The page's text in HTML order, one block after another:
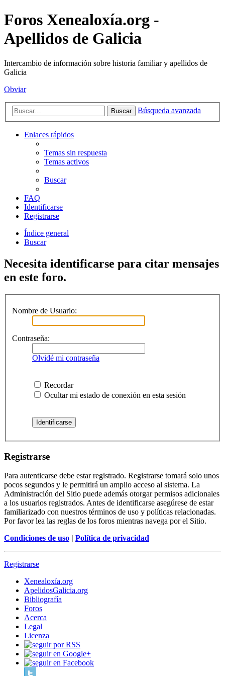
Foros Xenealoxía.org -
Apellidos de Galicia
Intercambio de información sobre historia familiar y apellidos de
Galicia
Obviar
Buscar Búsqueda avanzada
Enlaces rápidos
Temas sin respuesta
Temas activos
Buscar
FAQ
Identificarse
Registrarse
Índice general
Buscar
Necesita identificarse para citar mensajes
en este foro.
Nombre de Usuario:
Contraseña:
Olvidé mi contraseña
Recordar
Ocultar mi estado de conexión en esta sesión
Registrarse
Para autenticarse debe estar registrado. Registrarse tomará solo unos
pocos segundos y le permitirá un amplio acceso al sistema. La
Administración del Sitio puede además otorgar permisos adicionales
a los usuarios registrados. Antes de identificarse asegúrese de estar
familiarizado con nuestros términos de uso y políticas relacionadas.
Por favor lea las reglas de los foros mientras navega por el Sitio.
Condiciones de uso | Política de privacidad
Registrarse
Xenealoxía.org
ApelidosGalicia.org
Bibliografía
Foros
Acerca
Legal
Licenza